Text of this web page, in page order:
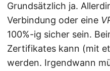
Grundsätzlich ja.
Verbindung oder eine
100%-ig sicher sein.
Zertifikates kann (mit
werden. Irgendwann